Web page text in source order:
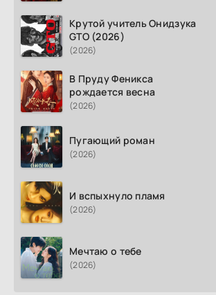
Крутой учитель Онидзука
GTO (2026)
(2026)
В Пруду Феникса
рождается весна
(2026)
Пугающий роман
(2026)
И вспыхнуло пламя
(2026)
Мечтаю о тебе
(2026)